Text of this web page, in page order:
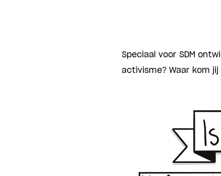
Speciaal voor SDM
activisme? Waar kom jij